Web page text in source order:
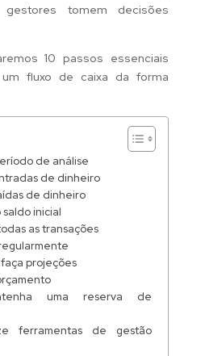
tomem decisões
10 passos essenciais
fluxo de caixa da forma
de análise
de dinheiro
de dinheiro
saldo inicial
as transações
projeções
uma reserva de
ferramentas de gestão